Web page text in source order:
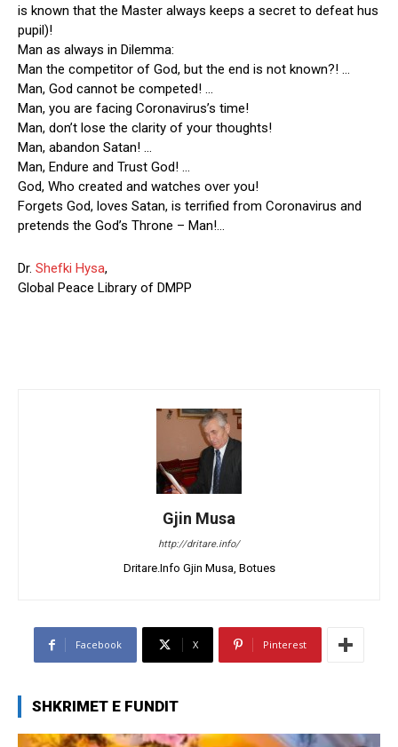
is known that the Master always keeps a secret to defeat hus
pupil)!
Man as always in Dilemma:
Man the competitor of God, but the end is not known?! …
Man, God cannot be competed! …
Man, you are facing Coronavirus’s time!
Man, don’t lose the clarity of your thoughts!
Man, abandon Satan! …
Man, Endure and Trust God! …
God, Who created and watches over you!
Forgets God, loves Satan, is terrified from Coronavirus and
pretends the God’s Throne – Man!…
Dr. Shefki Hysa,
Global Peace Library of DMPP
Gjin Musa
http://dritare.info/
Dritare.Info Gjin Musa, Botues
Facebook X Pinterest
SHKRIMET E FUNDIT